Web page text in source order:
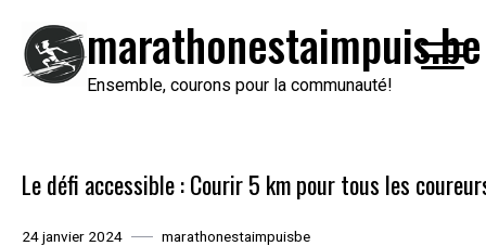
contenu
marathonestaimpuis.be
Ensemble, courons pour la communauté!
Le défi accessible : Courir 5 km pour tous les
24 janvier 2024 marathonestaimpuisbe